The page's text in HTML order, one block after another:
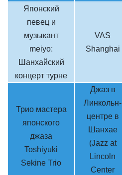
Японский
певец и
музыкант
meiyo:
Шанхайский
концерт турне
VAS
Shanghai
Трио мастера
японского
джаза
Toshiyuki
Sekine Trio
Джаз в
Линкольн-
центре в
Шанхае
(Jazz at
Lincoln
Center